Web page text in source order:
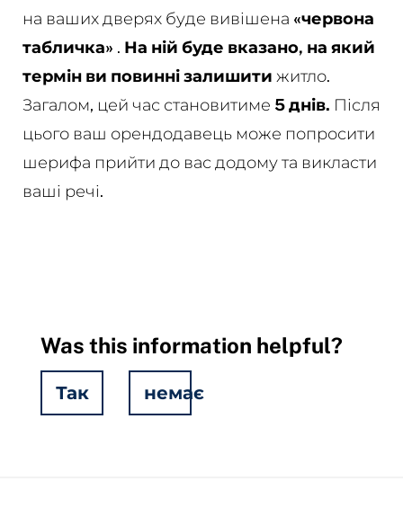
на ваших дверях буде вивішена «червона
табличка» . На ній буде вказано, на який
термін ви повинні залишити житло.
Загалом, цей час становитиме 5 днів. Після
цього ваш орендодавець може попросити
шерифа прийти до вас додому та викласти
ваші речі.
Was this information helpful?
Так немає